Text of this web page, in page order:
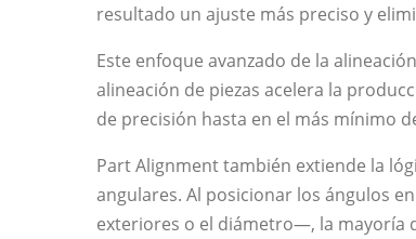
resultado un ajuste más preciso y
Este enfoque avanzado de la
alineación de piezas acelera la
de precisión hasta en el más mínimo
Part Alignment también extiende la
angulares. Al posicionar los ángulos
exteriores o el diámetro—, la mayoría